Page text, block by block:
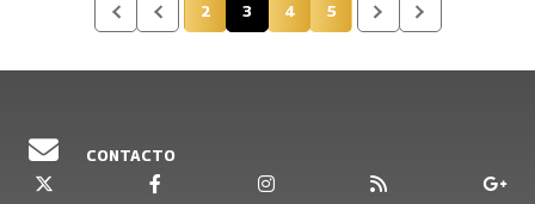
Página
2 Página actual
3 Página
4 Página
5
CONTACTO